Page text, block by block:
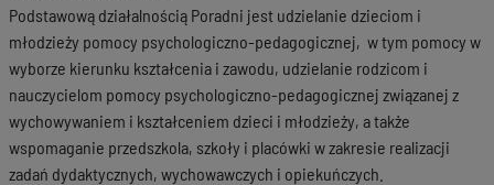
Podstawową działalnością Poradni jest udzielanie dzieciom i
młodzieży pomocy psychologiczno-pedagogicznej, w tym pomocy w
wyborze kierunku kształcenia i zawodu, udzielanie rodzicom i
nauczycielom pomocy psychologiczno-pedagogicznej związanej z
wychowywaniem i kształceniem dzieci i młodzieży, a także
wspomaganie przedszkola, szkoły i placówki w zakresie realizacji
zadań dydaktycznych, wychowawczych i opiekuńczych.